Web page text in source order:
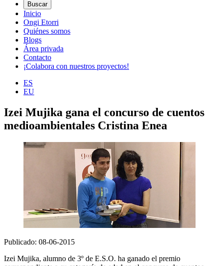
Buscar
Inicio
Ongi Etorri
Quiénes somos
Blogs
Área privada
Contacto
¡Colabora con nuestros proyectos!
ES
EU
Izei Mujika gana el concurso de cuentos
medioambientales Cristina Enea
Publicado: 08-06-2015
Izei Mujika, alumno de 3º de E.S.O. ha ganado el premio